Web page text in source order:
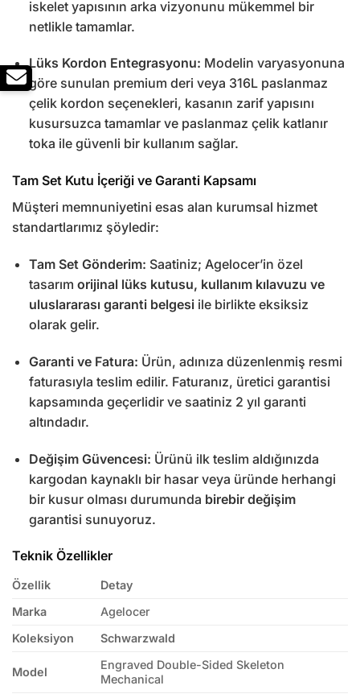
iskelet yapısının arka vizyonunu mükemmel bir
netlikle tamamlar.
Lüks Kordon Entegrasyonu: Modelin varyasyonuna
göre sunulan premium deri veya 316L paslanmaz
çelik kordon seçenekleri, kasanın zarif yapısını
kusursuzca tamamlar ve paslanmaz çelik katlanır
toka ile güvenli bir kullanım sağlar.
Tam Set Kutu İçeriği ve Garanti Kapsamı
Müşteri memnuniyetini esas alan kurumsal hizmet
standartlarımız şöyledir:
Tam Set Gönderim: Saatiniz; Agelocer’in özel
tasarım orijinal lüks kutusu, kullanım kılavuzu ve
uluslararası garanti belgesiile birlikte eksiksiz
olarak gelir.
Garanti ve Fatura: Ürün, adınıza düzenlenmiş resmi
faturasıyla teslim edilir. Faturanız, üretici garantisi
kapsamında geçerlidir ve saatiniz 2 yıl garanti
altındadır.
Değişim Güvencesi: Ürünü ilk teslim aldığınızda
kargodan kaynaklı bir hasar veya üründe herhangi
bir kusur olması durumunda birebir değişim
garantisi sunuyoruz.
Teknik Özellikler
Özellik
Detay
Marka
Agelocer
Koleksiyon
Schwarzwald
Model
Engraved Double-Sided Skeleton
Mechanical